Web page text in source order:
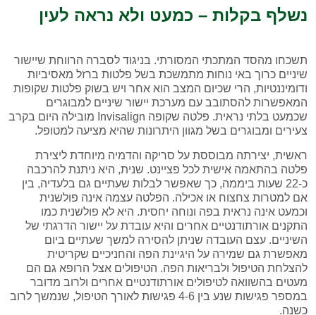
נשלף בקלות – כמעט ולא נראה לעין
תשכחו מהסד המתכתי המסורתי. בניגוד לסברה הרווחת שיישור
שיניים כרוך באי נוחות מתמשכת בשל פלטות ברזל מאסיביות
ודומיננטיות, הרי שכיום המצב הוא אחר ויש בשוק פלטות שקופות
המאפשרות להסתובב עם מערכת יישור שיניים למבוגרים
שכמעט בלתי נראית. פלטה שקופה Invisalign מובילה היום בקרב
צעירים ומבוגרים בשל מגוון היתרונות שהיא מציעה למטופל.
ראשית, יצירתה מבוססת על סריקה והדמיה מיוחדת ליצירת
פלטה בהתאמה אישית לכל פציינט. שנית, היא ניתנת להרכבה
כ-22 שעות ביממה, כך שאפשר לבלות שעתיים גם בלעדיה, בין
אם למטרות צחצוח או אכילה. הפלטה עצמה אינה פולשנית
וכמעט אינה נראית בפה ונוחה יחסית. היא לא פולשנית כמו
התקנים אורתודנטיים אחרים והיא עובדת על יישור הדרגתי של
השיניים. עצם העובדה שניתן להסירה למשך שעתיים ביום
מאפשרת גם שמירה על היגיינת הפה והחניכיים שקריטית
להצלחת הטיפול ולבריאות הפה. הטיפולים אצל הרופא גם הם
מעטים בהשוואה לטיפולים אורתודנטיים אחרים ולרוב מדובר
במספר פגישות שנע בין 4-6 פגישות לאורך הטיפול, שנמשך לרוב
כשנה.